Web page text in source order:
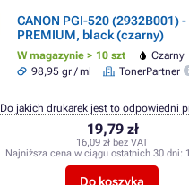
CANON PGI-520 (2932B001)
PREMIUM, black (czarny)
W magazynie > 10 szt Czarny
98,95 gr / ml
TonerPartner
19,79 zł
16,09 zł bez VAT
Najniższa cena w ciągu ostatnich 30 dni:
Do koszyka
Do jakich drukarek jest to odpowiedni